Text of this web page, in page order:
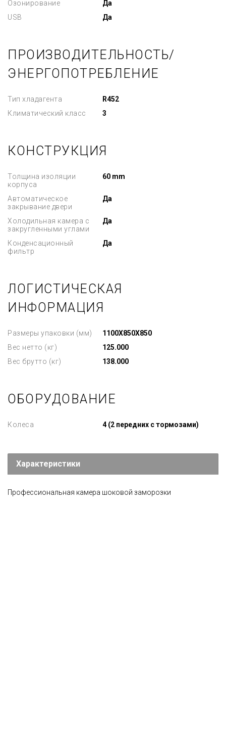
Озонирование
Да
USB
Да
ПРОИЗВОДИТЕЛЬНОСТЬ/
ЭНЕРГОПОТРЕБЛЕНИЕ
Тип хладагента
R452
Климатический класс
3
КОНСТРУКЦИЯ
Толщина изоляции
корпуса
60 mm
Автоматическое
закрывание двери
Да
Холодильная камера с
закругленными углами
Да
Конденсационный
фильтр
Да
ЛОГИСТИЧЕСКАЯ
ИНФОРМАЦИЯ
Размеры упаковки (мм)
1100X850X850
Вес нетто (кг)
125.000
Вес брутто (кг)
138.000
ОБОРУДОВАНИЕ
Колеса 4 (2 передних с тормозами)
Характеристики
Профессиональная камера шоковой заморозки